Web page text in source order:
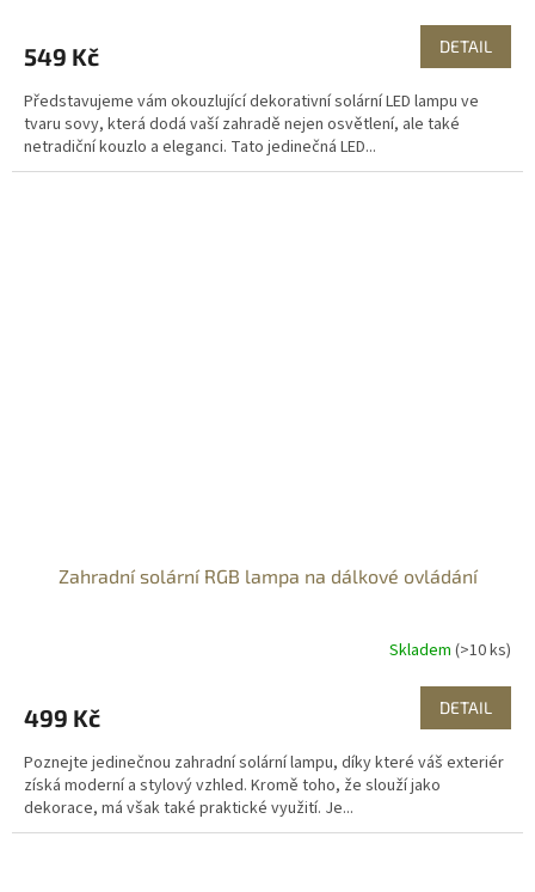
549 Kč DETAIL
Představujeme vám okouzlující dekorativní solární LED lampu ve
tvaru sovy, která dodá vaší zahradě nejen osvětlení, ale také
netradiční kouzlo a eleganci. Tato jedinečná LED...
Zahradní solární RGB lampa na dálkové ovládání
Skladem (>10 ks)
499 Kč DETAIL
Poznejte jedinečnou zahradní solární lampu, díky které váš exteriér
získá moderní a stylový vzhled. Kromě toho, že slouží jako
dekorace, má však také praktické využití. Je...